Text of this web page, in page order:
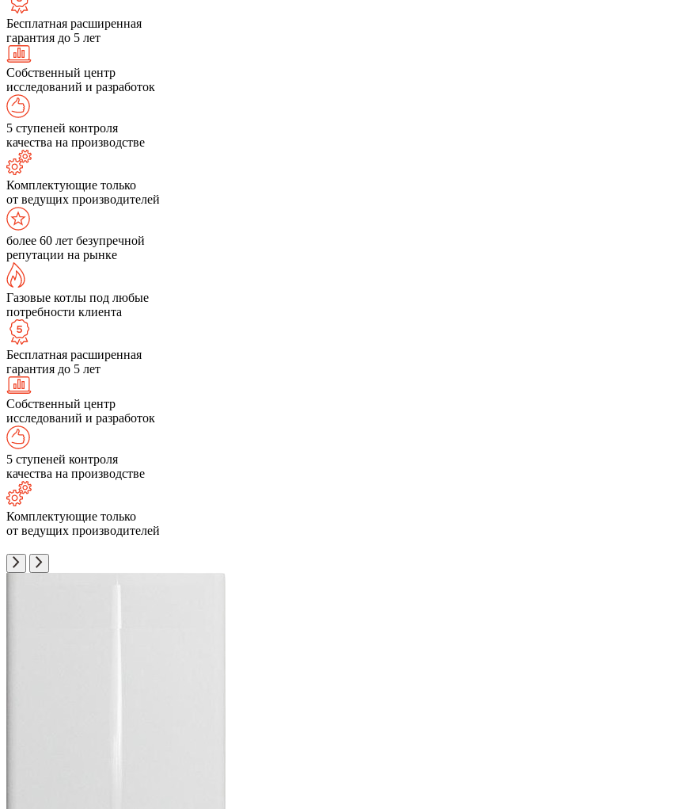
Бесплатная расширенная
гарантия до 5 лет
Собственный центр
исследований и разработок
5 ступеней контроля
качества на производстве
Комплектующие только
от ведущих производителей
более 60 лет безупречной
репутации на рынке
Газовые котлы под любые
потребности клиента
Бесплатная расширенная
гарантия до 5 лет
Собственный центр
исследований и разработок
5 ступеней контроля
качества на производстве
Комплектующие только
от ведущих производителей